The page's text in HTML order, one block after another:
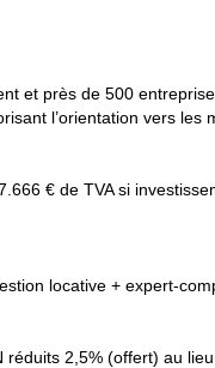
et près de 500
l’orientation vers les
€ de TVA si
locative + expert-
2,5% (offert) au lieu